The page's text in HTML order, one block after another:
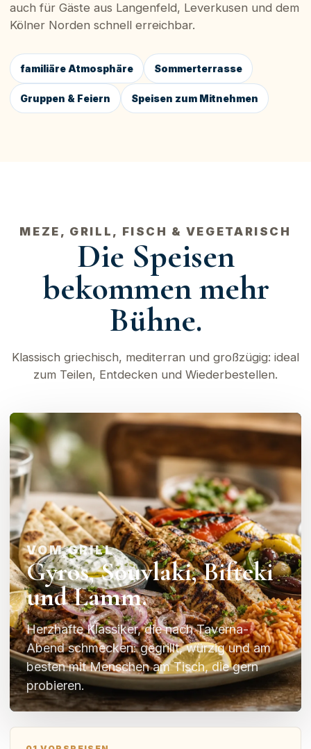
auch für Gäste aus Langenfeld, Leverkusen und dem
Kölner Norden schnell erreichbar.
familiäre Atmosphäre Sommerterrasse
Gruppen & Feiern Speisen zum Mitnehmen
MEZE, GRILL, FISCH & VEGETARISCH
Die Speisen
bekommen mehr
Bühne.
Klassisch griechisch, mediterran und großzügig: ideal
zum Teilen, Entdecken und Wiederbestellen.
VOM GRILL
Gyros, Souvlaki, Bifteki
und Lamm.
Herzhafte Klassiker, die nach Taverna-
Abend schmecken: gegrillt, würzig und am
besten mit Menschen am Tisch, die gern
probieren.